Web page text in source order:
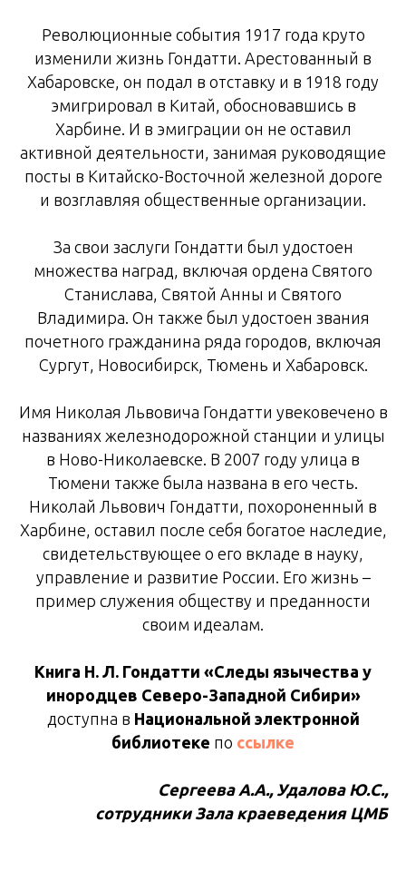
Революционные события 1917 года круто
изменили жизнь Гондатти. Арестованный в
Хабаровске, он подал в отставку и в 1918 году
эмигрировал в Китай, обосновавшись в
Харбине. И в эмиграции он не оставил
активной деятельности, занимая руководящие
посты в Китайско-Восточной железной дороге
и возглавляя общественные организации.
За свои заслуги Гондатти был удостоен
множества наград, включая ордена Святого
Станислава, Святой Анны и Святого
Владимира. Он также был удостоен звания
почетного гражданина ряда городов, включая
Сургут, Новосибирск, Тюмень и Хабаровск.
Имя Николая Львовича Гондатти увековечено в
названиях железнодорожной станции и улицы
в Ново-Николаевске. В 2007 году улица в
Тюмени также была названа в его честь.
Николай Львович Гондатти, похороненный в
Харбине, оставил после себя богатое наследие,
свидетельствующее о его вкладе в науку,
управление и развитие России. Его жизнь –
пример служения обществу и преданности
своим идеалам.
Книга Н. Л. Гондатти «Следы язычества у
инородцев Северо-Западной Сибири»
доступна в Национальной электронной
библиотеке по ссылке
Сергеева А.А., Удалова Ю.С.,
сотрудники Зала краеведения ЦМБ